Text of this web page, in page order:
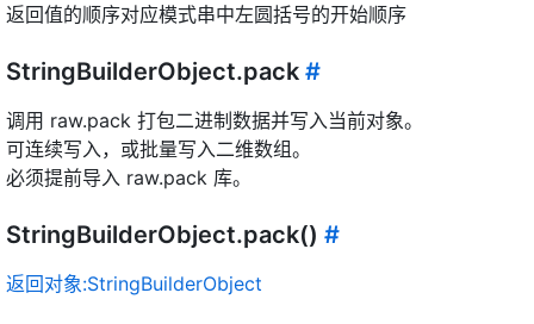
返回值的顺序对应模式串中左圆括号的开始顺序
StringBuilderObject.pack #
调用 raw.pack 打包二进制数据并写入当前对象。
可连续写入，或批量写入二维数组。
必须提前导入 raw.pack 库。
StringBuilderObject.pack() #
返回对象:StringBuilderObject